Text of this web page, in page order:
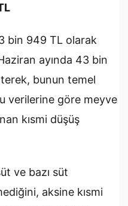
bin 949 TL olarak
ayında 43 bin
bunun temel
verilerine göre meyve
kısmi düşüş
ve bazı süt
aksine kısmi